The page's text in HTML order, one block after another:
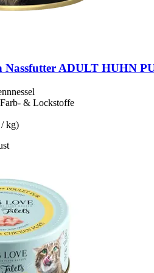
Nassfutter ADULT HUHN
& Lockstoffe
kg)